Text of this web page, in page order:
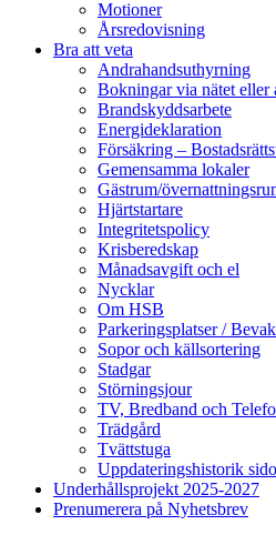
Motioner
Årsredovisning
Bra att veta
Andrahandsuthyrning
Bokningar via nätet eller
Brandskyddsarbete
Energideklaration
Försäkring –
Gemensamma lokaler
Gästrum/
Hjärtstartare
Integritetspolicy
Krisberedskap
Månadsavgift och el
Nycklar
Om HSB
Parkeringsplatser /
Sopor och källsortering
Stadgar
Störningsjour
TV, Bredband och
Trädgård
Tvättstuga
Uppdateringshistorik
Underhållsprojekt 2025-2027
Prenumerera på Nyhetsbrev